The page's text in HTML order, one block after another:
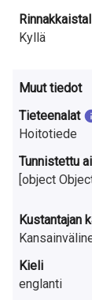
Kyllä
Muut tiedot
Tieteenalat
Hoitotiede
Tunnistettu
[object
Kustantajan
Kieli
englanti